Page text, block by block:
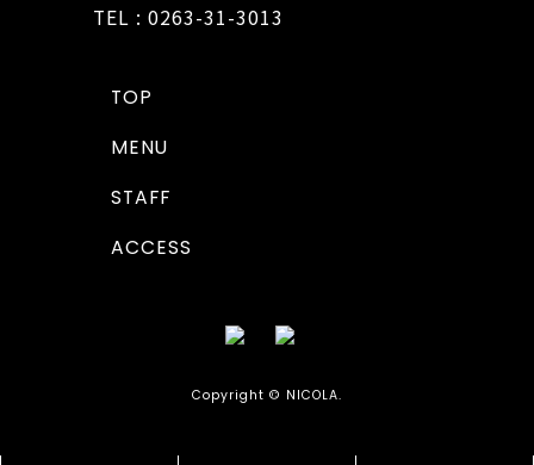
TEL : 0263-31-3013
TOP
MENU
STAFF
ACCESS
Copyright © NICOLA.